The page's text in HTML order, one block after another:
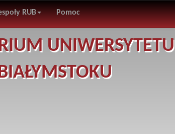
RUB Pomoc
UNIWERSYTETU